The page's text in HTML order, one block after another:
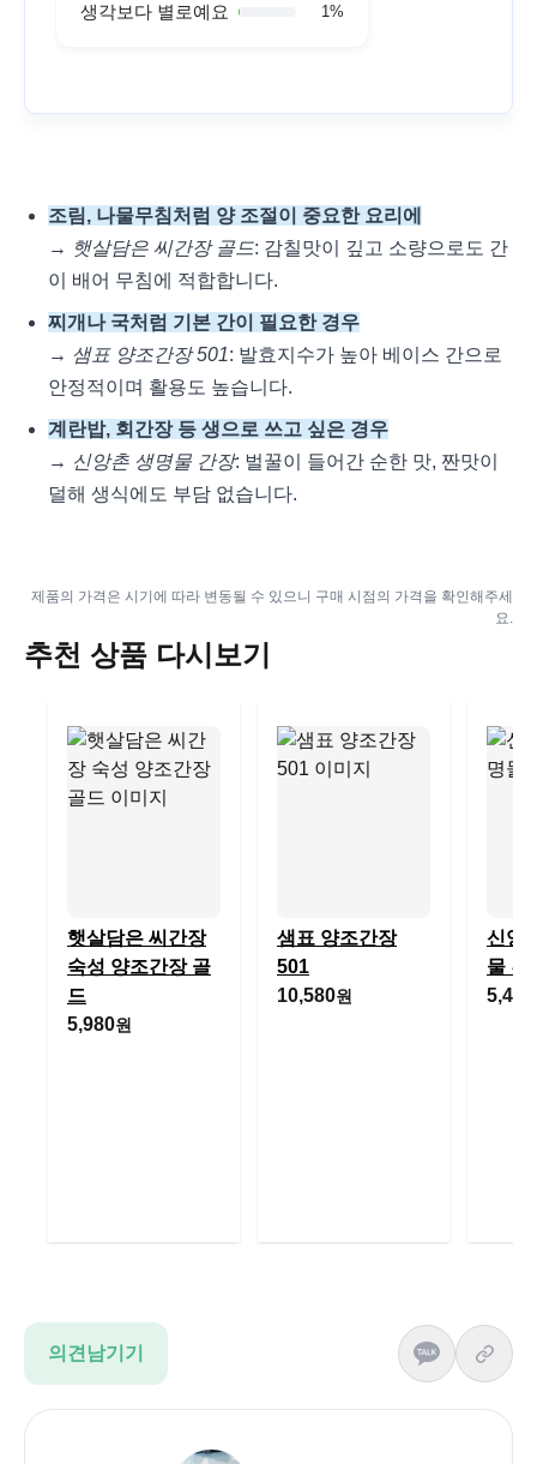
생각보다 별로예요 1%
조림, 나물무침처럼 양 조절이 중요한 요리에
→ 햇살담은 씨간장 골드: 감칠맛이 깊고 소량으로도 간
이 배어 무침에 적합합니다.
찌개나 국처럼 기본 간이 필요한 경우
→ 샘표 양조간장 501: 발효지수가 높아 베이스 간으로
안정적이며 활용도 높습니다.
계란밥, 회간장 등 생으로 쓰고 싶은 경우
→ 신앙촌 생명물 간장: 벌꿀이 들어간 순한 맛, 짠맛이
덜해 생식에도 부담 없습니다.
제품의 가격은 시기에 따라 변동될 수 있으니 구매 시점의 가격을 확인해주세
요.
추천 상품 다시보기
햇살담은 씨간장
숙성 양조간장 골
드
5,980원
샘표 양조간장
501
10,580원
신앙
물 간
5,400
의견남기기